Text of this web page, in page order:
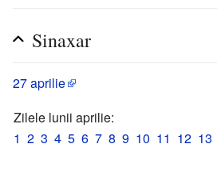
Sinaxar
27 aprilie
Zilele lunii aprilie:
1 2 3 4 5 6 7 8 9 10 11 12 13